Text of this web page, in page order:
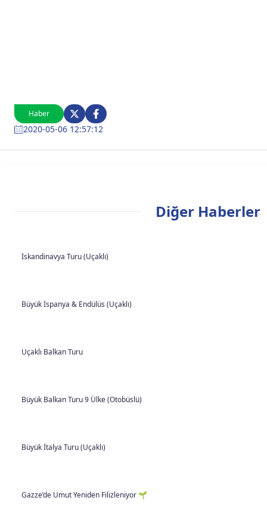
Haber
2020-05-06 12:57:12
Diğer Haberler
İskandinavya Turu (Uçaklı)
Büyük İspanya & Endülüs (Uçaklı)
Uçaklı Balkan Turu
Büyük Balkan Turu 9 Ülke (Otobüslü)
Büyük İtalya Turu (Uçaklı)
Gazze’de Umut Yeniden Filizleniyor 🌱